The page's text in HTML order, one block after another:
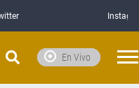
En Vivo